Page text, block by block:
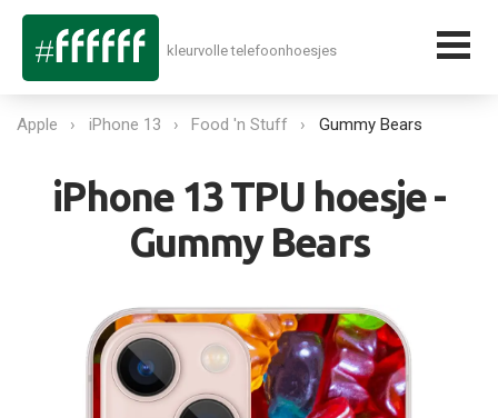
kleurvolle telefoonhoesjes
Apple iPhone 13 Food 'n Stuff Gummy Bears
iPhone 13 TPU hoesje -
Gummy Bears